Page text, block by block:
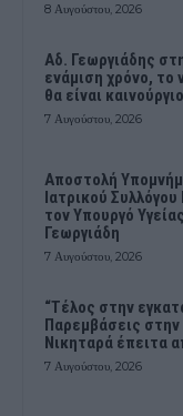
8 Αυγούστου, 2026
Αδ. Γεωργιάδης
ενάμιση χρόνο, το
θα είναι
7 Αυγούστου, 2026
Αποστολή
Ιατρικού
τον Υπουργό
Γεωργιάδη
7 Αυγούστου, 2026
“Τέλος στην
Παρεμβάσεις στην
Νικηταρά έπειτα
7 Αυγούστου, 2026